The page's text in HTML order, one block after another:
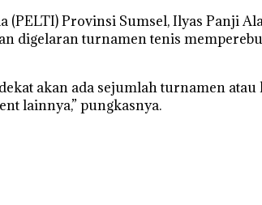
(PELTI) Provinsi Sumsel, Ilyas Panji
digelaran turnamen tenis
akan ada sejumlah turnamen
lainnya,” pungkasnya.